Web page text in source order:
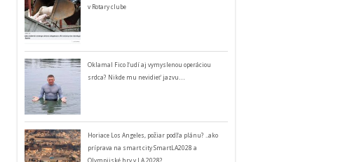
v Rotary clube
Oklamal Fico ľudí aj vymyslenou operáciou
srdca? Nikde mu nevidieť jazvu…
Horiace Los Angeles, požiar podľa plánu? ..ako
príprava na smart city SmartLA2028 a